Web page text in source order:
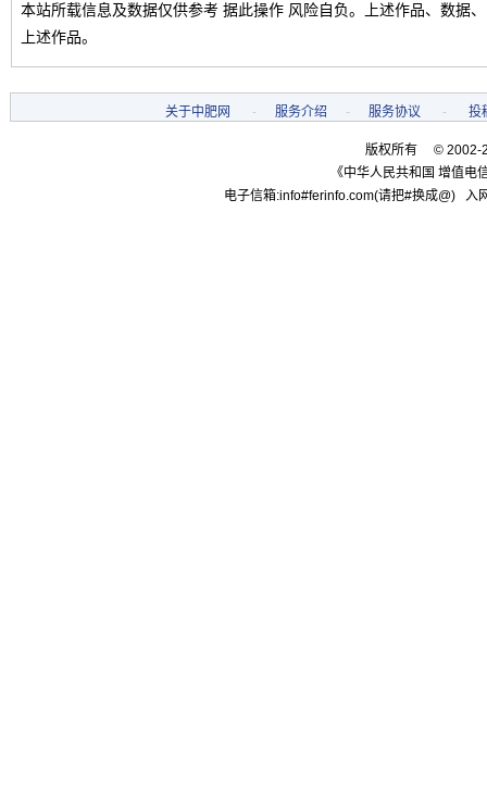
本站所载信息及数据仅供参考 据此操作 风险自负。上述作品、数据
上述作品。
关于中肥网 - 服务介绍 - 服务协议 - 投
版权所有 © 2002-
《中华人民共和国 增值电
电子信箱:info#ferinfo.com(请把#换成@)